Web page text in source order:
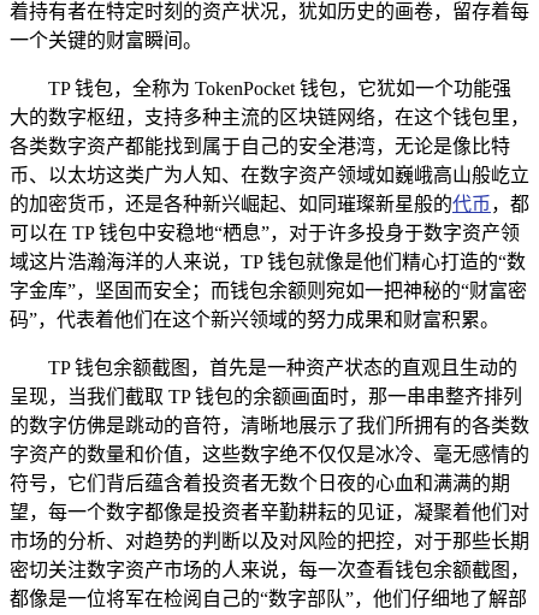
着持有者在特定时刻的资产状况，犹如历史的画卷，留存着每
一个关键的财富瞬间。
TP 钱包，全称为 TokenPocket 钱包，它犹如一个功能强
大的数字枢纽，支持多种主流的区块链网络，在这个钱包里，
各类数字资产都能找到属于自己的安全港湾，无论是像比特
币、以太坊这类广为人知、在数字资产领域如巍峨高山般屹立
的加密货币，还是各种新兴崛起、如同璀璨新星般的代币 ，都
可以在 TP 钱包中安稳地“栖息”，对于许多投身于数字资产领
域这片浩瀚海洋的人来说，TP 钱包就像是他们精心打造的“数
字金库”，坚固而安全；而钱包余额则宛如一把神秘的“财富密
码”，代表着他们在这个新兴领域的努力成果和财富积累。
TP 钱包余额截图，首先是一种资产状态的直观且生动的
呈现，当我们截取 TP 钱包的余额画面时，那一串串整齐排列
的数字仿佛是跳动的音符，清晰地展示了我们所拥有的各类数
字资产的数量和价值，这些数字绝不仅仅是冰冷、毫无感情的
符号，它们背后蕴含着投资者无数个日夜的心血和满满的期
望，每一个数字都像是投资者辛勤耕耘的见证，凝聚着他们对
市场的分析、对趋势的判断以及对风险的把控，对于那些长期
密切关注数字资产市场的人来说，每一次查看钱包余额截图，
都像是一位将军在检阅自己的“数字部队”，他们仔细地了解部